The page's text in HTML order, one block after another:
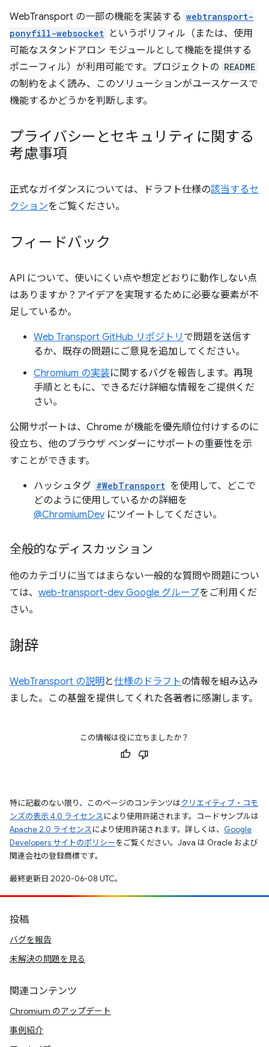
WebTransport の一部の機能を実装する webtransport-
ponyfill-websocket というポリフィル（または、使用
可能なスタンドアロン モジュールとして機能を提供する
ポニーフィル）が利用可能です。プロジェクトの README
の制約をよく読み、このソリューションがユースケースで
機能するかどうかを判断します。
プライバシーとセキュリティに関する
考慮事項
正式なガイダンスについては、ドラフト仕様の該当するセ
クションをご覧ください。
フィードバック
API について、使いにくい点や想定どおりに動作しない点
はありますか？アイデアを実現するために必要な要素が不
足しているか。
Web Transport GitHub リポジトリ で問題を送信す
るか、既存の問題にご意見を追加してください。
Chromium の実装に関するバグを報告します。再現
手順とともに、できるだけ詳細な情報をご提供くだ
さい。
公開サポートは、Chrome が機能を優先順位付けするのに
役立ち、他のブラウザ ベンダーにサポートの重要性を示
すことができます。
ハッシュタグ #WebTransport を使用して、どこで
どのように使用しているかの詳細を
@ChromiumDev にツイートしてください。
全般的なディスカッション
他のカテゴリに当てはまらない一般的な質問や問題につい
ては、 web-transport-dev Google グループをご利用くだ
さい。
謝辞
WebTransport の説明と仕様のドラフトの情報を組み込み
ました。この基盤を提供してくれた各著者に感謝します。
この情報は役に立ちましたか？
特に記載のない限り、このページのコンテンツはクリエイティブ・コモ
ンズの表示 4.0 ライセンスにより使用許諾されます。コードサンプルは
Apache 2.0 ライセンスにより使用許諾されます。詳しくは、 Google
Developers サイトのポリシーをご覧ください。Java は Oracle および
関連会社の登録商標です。
最終更新日 2020-06-08 UTC。
投稿
バグを報告
未解決の問題を見る
関連コンテンツ
Chromium のアップデート
事例紹介